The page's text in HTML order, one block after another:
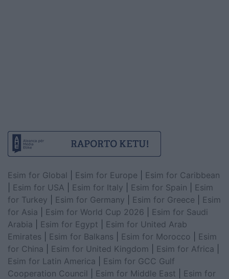
Esim for Global Esim for Europe
Esim for Caribbean
Esim for USA Esim for Italy Esim for Spain
Esim
for Turkey
Esim for Germany Esim for Greece
Esim
for Asia
Esim for World Cup 2026
Esim for Saudi
Arabia
Esim for Egypt
Esim for United Arab
Emirates
Esim for Balkans Esim for Morocco
Esim
for China
Esim for United Kingdom Esim for Africa
Esim for Latin America
Esim for GCC Gulf
Cooperation Council
Esim for Middle East
Esim for